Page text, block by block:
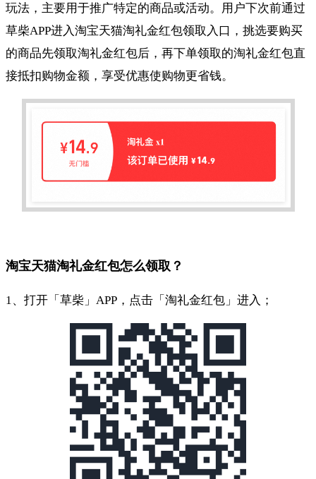
玩法，主要用于推广特定的商品或活动。用户下次前通过
草柴APP进入淘宝天猫淘礼金红包领取入口，挑选要购买
的商品先领取淘礼金红包后，再下单领取的淘礼金红包直
接抵扣购物金额，享受优惠使购物更省钱。
淘宝天猫淘礼金红包怎么领取？
1、打开「草柴」APP，点击「淘礼金红包」进入；